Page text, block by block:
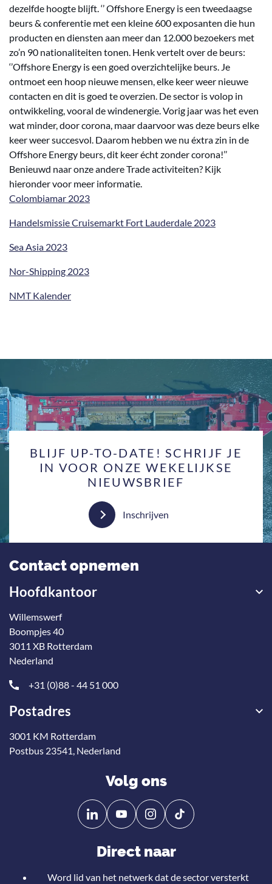
dezelfde hoogte blijft. ‘’ Offshore Energy is een tweedaagse
beurs & conferentie met een kleine 600 exposanten die hun
producten en diensten aan meer dan 12.000 bezoekers met
zo’n 90 nationaliteiten tonen. Henk vertelt over de beurs:
‘’Offshore Energy is een goed overzichtelijke beurs. Je
ontmoet een hoop nieuwe mensen, elke keer weer nieuwe
contacten en dit is goed te overzien. De sector is volop in
ontwikkeling, vooral de windenergie. Vorig jaar was het even
wat minder, door corona, maar daarvoor was deze beurs elke
keer weer succesvol. Daarom hebben we nu éxtra zin in de
Offshore Energy beurs, dit keer écht zonder corona!’’
Benieuwd naar onze andere Trade activiteiten? Kijk
hieronder voor meer informatie.
Colombiamar 2023
Handelsmissie Cruisemarkt Fort Lauderdale 2023
Sea Asia 2023
Nor-Shipping 2023
NMT Kalender
BLIJF UP-TO-DATE! SCHRIJF JE
IN VOOR ONZE WEKELIJKSE
NIEUWSBRIEF
Inschrijven
Contact opnemen
Hoofdkantoor
Willemswerf
Boompjes 40
3011 XB Rotterdam
Nederland
+31 (0)88 - 44 51 000
Postadres
3001 KM Rotterdam
Postbus 23541, Nederland
Volg ons
Volg
ons
Linkedin
Volg
ons
YouTube
Direct naar
Word lid van het netwerk dat de sector versterkt